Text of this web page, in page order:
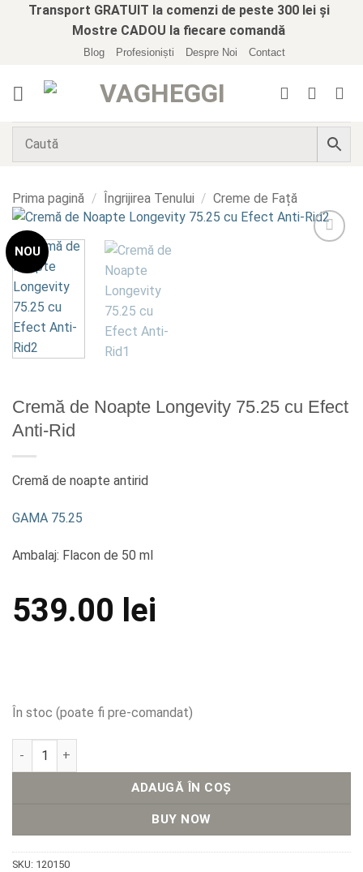
Transport GRATUIT la comenzi de peste 300 lei și
Mostre CADOU la fiecare comandă
Blog Profesioniști Despre Noi Contact
Prima pagină / Îngrijirea Tenului / Creme de Față
NOU
Cremă de Noapte Longevity 75.25 cu Efect
Anti-Rid
Cremă de noapte antirid
GAMA 75.25
Ambalaj: Flacon de 50 ml
539.00 lei
În stoc (poate fi pre-comandat)
Cantitate Cremă de Noapte Longevity 75.25 cu Efect Anti-Rid
ADAUGĂ ÎN COȘ
BUY NOW
SKU: 120150